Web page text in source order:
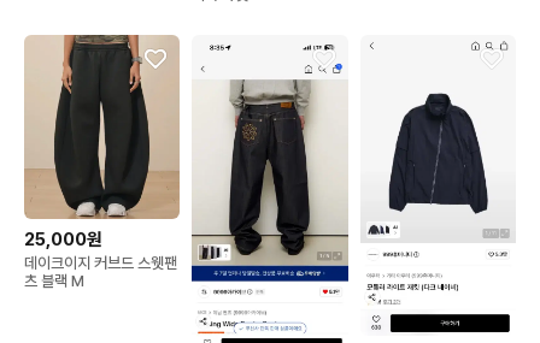
25,000원
데이크이지 커브드 스웻팬
츠 블랙 M